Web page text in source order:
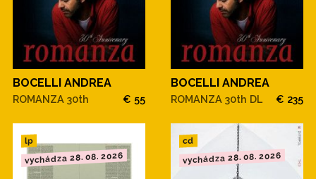
BOCELLI ANDREA
ROMANZA 30th € 55
BOCELLI ANDREA
ROMANZA 30th DL € 235
lp
vychádza 28. 08. 2026
cd
vychádza 28. 08. 2026